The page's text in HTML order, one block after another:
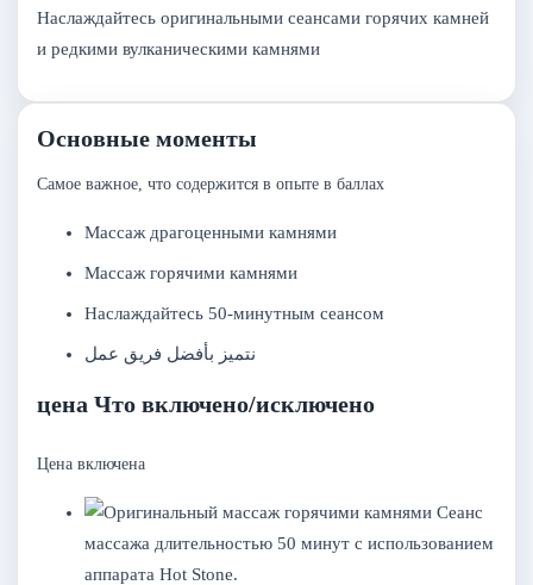
Наслаждайтесь оригинальными сеансами горячих камней
и редкими вулканическими камнями
Основные моменты
Самое важное, что содержится в опыте в баллах
Массаж драгоценными камнями
Массаж горячими камнями
Наслаждайтесь 50-минутным сеансом
نتميز بأفضل فريق عمل
цена Что включено/исключено
Цена включена
Сеанс
массажа длительностью 50 минут с использованием
аппарата Hot Stone.